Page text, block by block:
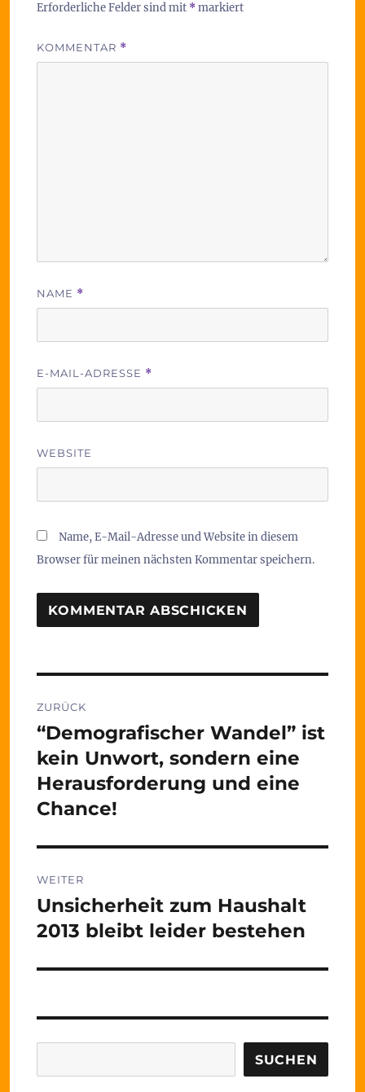
Erforderliche Felder sind mit *markiert
KOMMENTAR *
NAME *
E-MAIL-ADRESSE *
WEBSITE
Name, E-Mail-Adresse und Website in diesem
Browser für meinen nächsten Kommentar speichern.
ZURÜCK
Vorheriger
Beitrag:
“Demografischer Wandel” ist
kein Unwort, sondern eine
Herausforderung und eine
Chance!
WEITER
Nächster
Beitrag:
Unsicherheit zum Haushalt
2013 bleibt leider bestehen
SUCHEN